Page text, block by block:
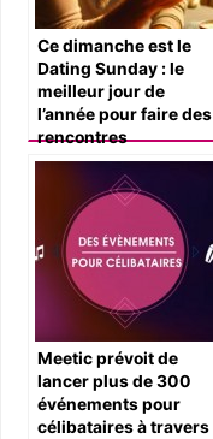
Ce dimanche est le
Dating Sunday : le
meilleur jour de
l’année pour faire des
rencontres
Meetic prévoit de
lancer plus de 300
événements pour
célibataires à travers